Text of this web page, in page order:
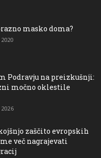
masko doma?
Podravju na preizkušnji:
močno oklestile
zaščito evropskih
več nagrajevati